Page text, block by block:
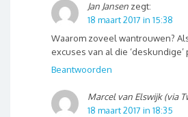
Jan Jansen zegt:
18 maart 2017 in 15:38
Waarom zoveel wantrouwen?
excuses van al die
Beantwoorden
Marcel van Elswijk (via
18 maart 2017 in 18:35